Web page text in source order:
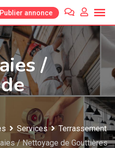
Publier annonce
/
Services
Terrassement
/ Nettoyage de Gouttières